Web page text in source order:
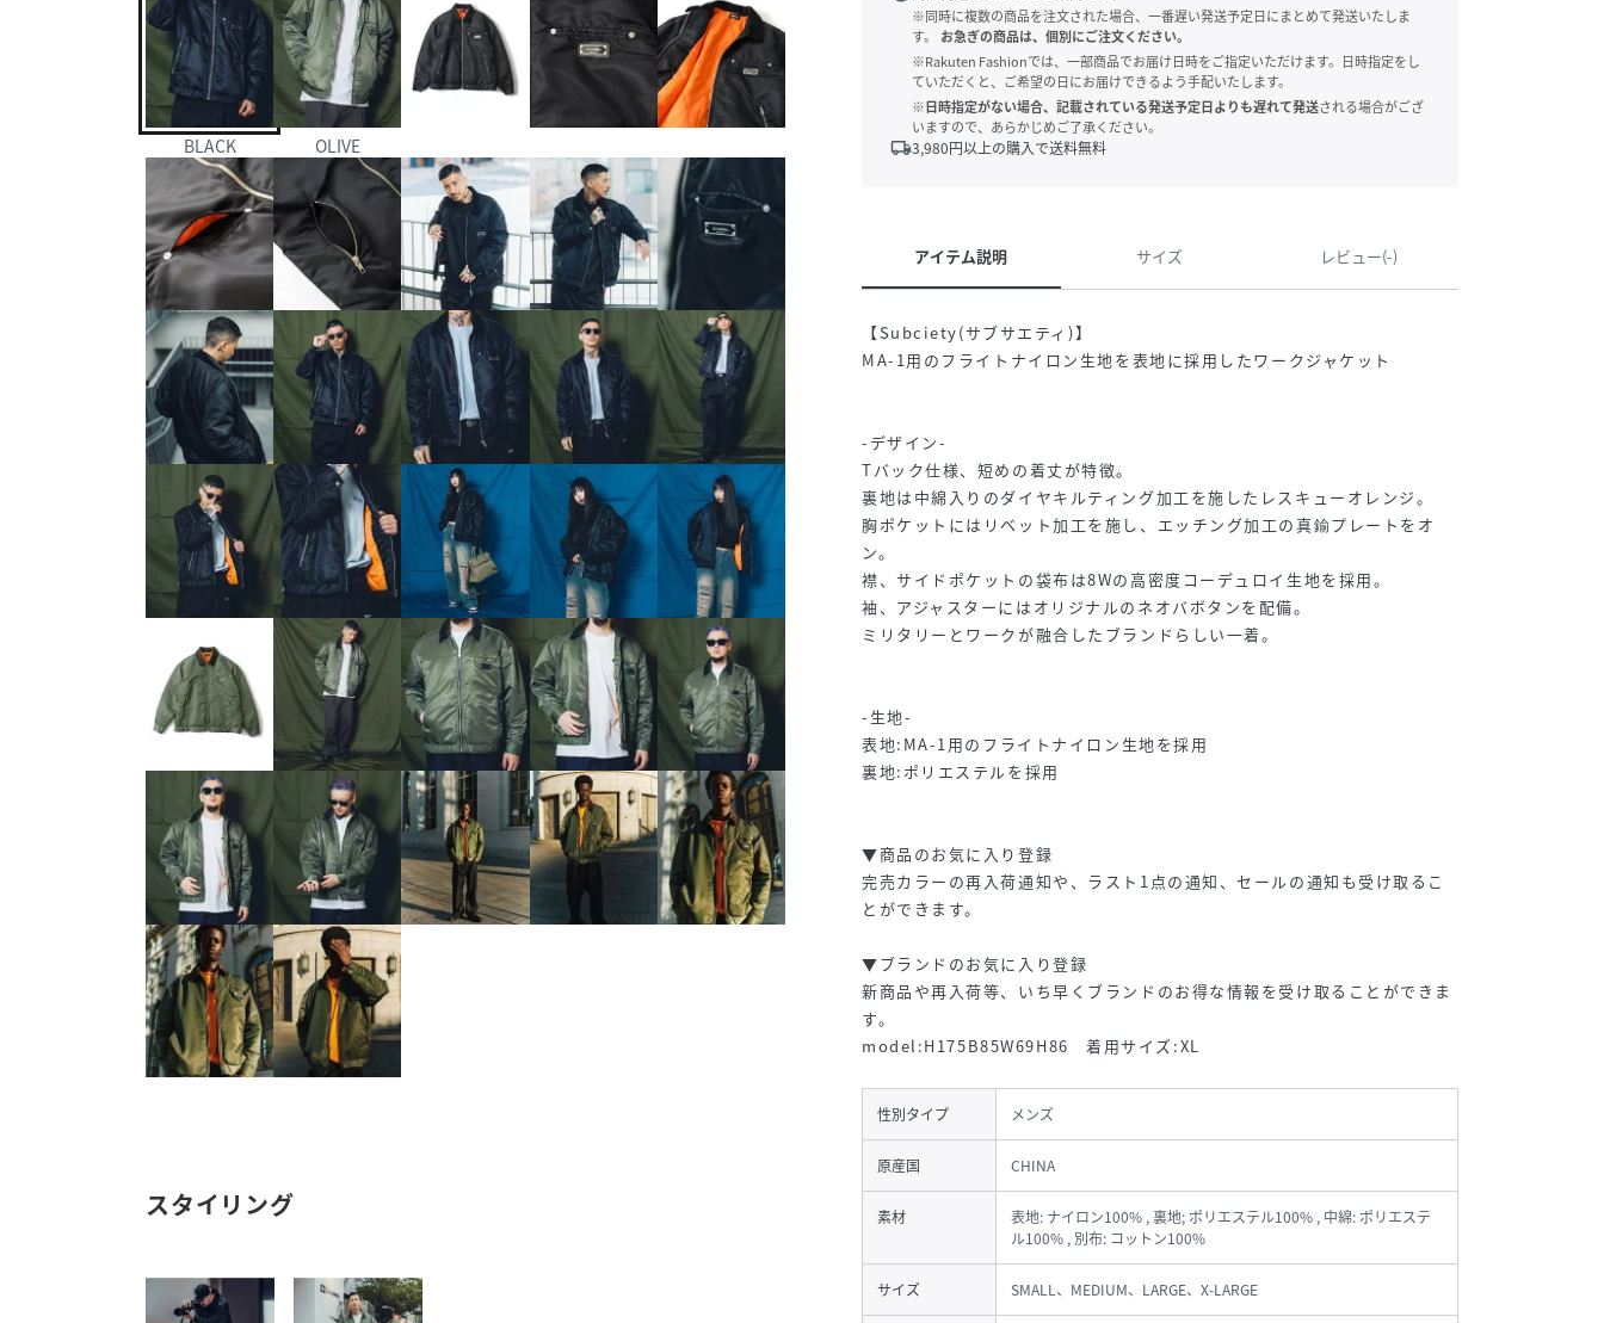
BLACK OLIVE
スタイリング
※同時に複数の商品を注文された場合、一番遅い発送予定日にまとめて発送いたしま
す。
お急ぎの商品は、個別にご注文ください。
※Rakuten Fashionでは、一部商品でお届け日時をご指定いただけます。日時指定をし
ていただくと、ご希望の日にお届けできるよう手配いたします。
※日時指定がない場合、記載されている発送予定日よりも遅れて発送される場合がござ
いますので、あらかじめご了承ください。
local_shipping3,980円以上の購入で送料無料
アイテム説明 サイズ レビュー(-)
【Subciety(サブサエティ)】
MA-1用のフライトナイロン生地を表地に採用したワークジャケット
-デザイン-
Tバック仕様、短めの着丈が特徴。
裏地は中綿入りのダイヤキルティング加工を施したレスキューオレンジ。
胸ポケットにはリベット加工を施し、エッチング加工の真鍮プレートをオ
ン。
襟、サイドポケットの袋布は8Wの高密度コーデュロイ生地を採用。
袖、アジャスターにはオリジナルのネオバボタンを配備。
ミリタリーとワークが融合したブランドらしい一着。
-生地-
表地:MA-1用のフライトナイロン生地を採用
裏地:ポリエステルを採用
▼商品のお気に入り登録
完売カラーの再入荷通知や、ラスト1点の通知、セールの通知も受け取るこ
とができます。
▼ブランドのお気に入り登録
新商品や再入荷等、いち早くブランドのお得な情報を受け取ることができま
す。
model:H175B85W69H86 着用サイズ:XL
性別タイプ メンズ
原産国 CHINA
素材
表地: ナイロン100% , 裏地; ポリエステル100% , 中綿: ポリエステ
ル100% , 別布: コットン100%
サイズ SMALL、MEDIUM、LARGE、X-LARGE